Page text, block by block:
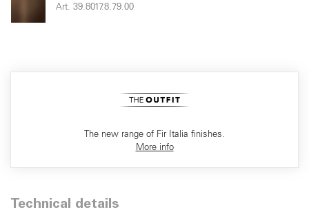
Art. 39.8017.8.79.00
The new range of Fir Italia finishes.
More info
Technical details